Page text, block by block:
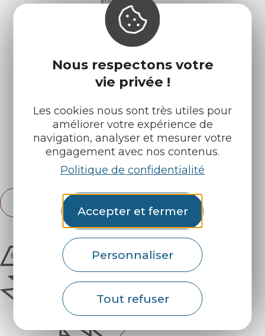
Nous respectons votre
vie privée !
Les cookies nous sont très utiles pour
améliorer votre expérience de
navigation, analyser et mesurer votre
engagement avec nos contenus.
Politique de confidentialité
Accepter et fermer
Personnaliser
Tout refuser
Infos pratiques
Nos accueils
Nos brochures
Retrouvez-nous sur :
Espace pro Partenaires
Français
English